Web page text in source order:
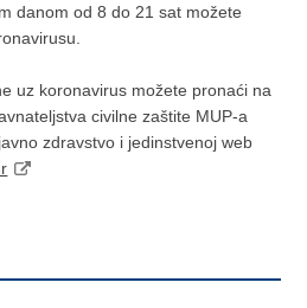
danom od 8 do 21 sat možete
uz koronavirus možete pronaći na
civilne zaštite MUP-a
zdravstvo i jedinstvenoj web